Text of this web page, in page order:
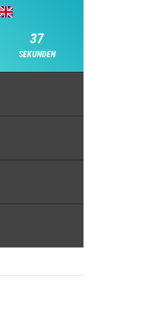
36
SEKUNDEN